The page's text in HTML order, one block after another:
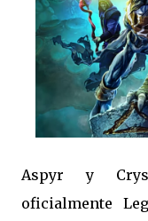
Aspyr y
oficialmente